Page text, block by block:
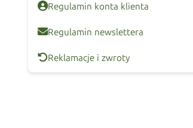
Regulamin konta klienta
Regulamin newslettera
Reklamacje i zwroty